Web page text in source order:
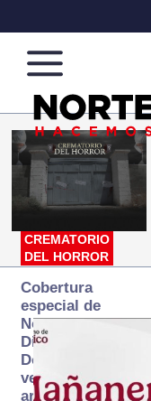
Norte
de
Ciudad
Más
que
noticias,
hacemos periodismo
CREMATORIO
DEL HORROR
Cobertura
especial de
Norte
Digital:
Donde la
verdad
arde… pero